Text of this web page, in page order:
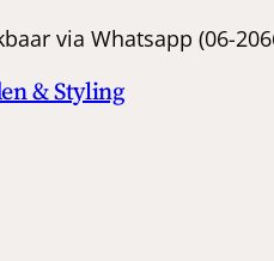
via Whatsapp
& Styling